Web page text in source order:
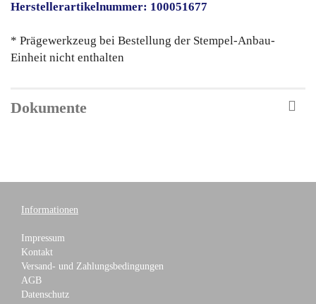
Herstellerartikelnummer: 100051677
* Prägewerkzeug bei Bestellung der Stempel-Anbau-
Einheit nicht enthalten
Dokumente
Informationen
Impressum
Kontakt
Versand- und Zahlungsbedingungen
AGB
Datenschutz